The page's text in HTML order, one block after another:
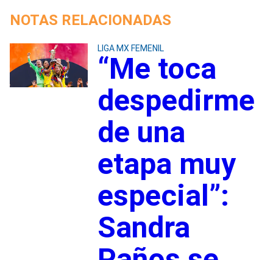
NOTAS RELACIONADAS
LIGA MX FEMENIL
“Me toca
despedirme
de una
etapa muy
especial”:
Sandra